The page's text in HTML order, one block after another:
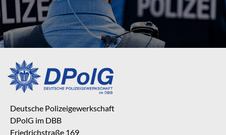
Deutsche Polizeigewerkschaft
DPolG im DBB
Friedrichstraße 169